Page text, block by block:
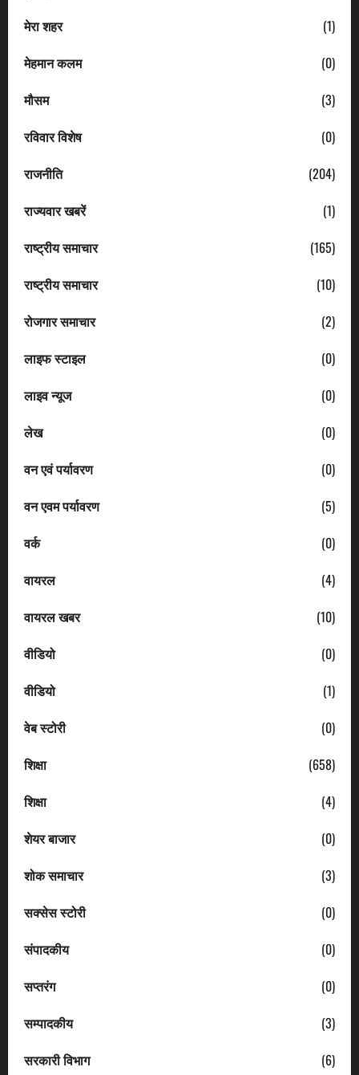
मेरा शहर
(1)
मेहमान कलम
(0)
मौसम
(3)
रविवार विशेष
(0)
राजनीति
(204)
राज्यवार खबरें
(1)
राष्ट्रीय समाचार
(165)
राष्ट्रीय समाचार
(10)
रोजगार समाचार
(2)
लाइफ स्टाइल
(0)
लाइव न्यूज
(0)
लेख
(0)
वन एवं पर्यावरण
(0)
वन एवम पर्यावरण
(5)
वर्क
(0)
वायरल
(4)
वायरल खबर
(10)
वीडियो
(0)
वीडियो
(1)
वेब स्टोरी
(0)
शिक्षा
(658)
शिक्षा
(4)
शेयर बाजार
(0)
शोक समाचार
(3)
सक्सेस स्टोरी
(0)
संपादकीय
(0)
सप्तरंग
(0)
सम्पादकीय
(3)
सरकारी विभाग
(6)